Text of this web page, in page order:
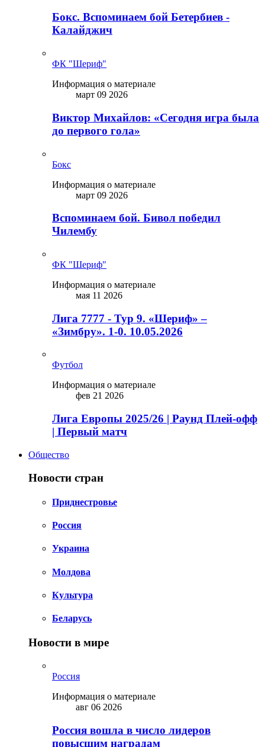
Бокс. Вспоминаем бой Бетербиев -
Калайджич
ФК "Шериф"
Информация о материале
март 09 2026
Виктор Михайлов: «Сегодня игра была
до первого гола»
Бокс
Информация о материале
март 09 2026
Вспоминаем бой. Бивол победил
Чилембу
ФК "Шериф"
Информация о материале
мая 11 2026
Лига 7777 - Тур 9. «Шериф» –
«Зимбру». 1-0. 10.05.2026
Футбол
Информация о материале
фев 21 2026
Лига Европы 2025/26 | Раунд Плей-офф
| Первый матч
Общество
Новости стран
Приднестровье
Россия
Украина
Молдова
Культура
Беларусь
Новости в мире
Россия
Информация о материале
авг 06 2026
Россия вошла в число лидеров
повысшим наградам